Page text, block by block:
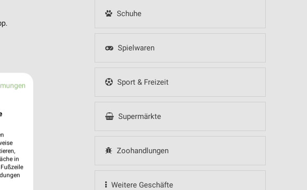
Schuhe
Spielwaren
Sport & Freizeit
Supermärkte
Zoohandlungen
Weitere Geschäfte
in